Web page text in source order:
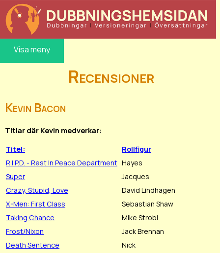
Visa meny
Recensioner
Kevin Bacon
Titlar där Kevin medverkar:
Titel:
Rollfigur
R.I.P.D. - Rest In Peace Department Hayes
Super
Jacques
Crazy, Stupid, Love
David Lindhagen
X-Men: First Class
Sebastian Shaw
Taking Chance
Mike Strobl
Frost/Nixon
Jack Brennan
Death Sentence
Nick